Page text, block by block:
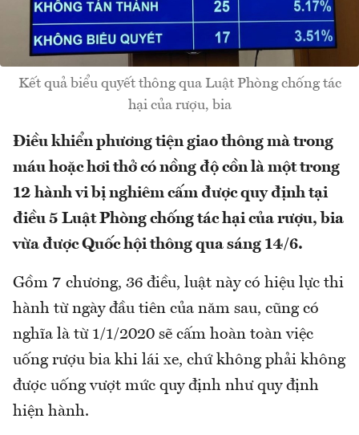
Kết quả biểu quyết thông qua Luật Phòng chống tác
hại của rượu, bia
Điều khiển phương tiện giao thông mà trong
máu hoặc hơi thở có nồng độ cồn là một trong
12 hành vi bị nghiêm cấm được quy định tại
điều 5 Luật Phòng chống tác hại của rượu, bia
vừa được Quốc hội thông qua sáng 14/6.
Gồm 7 chương, 36 điều, luật này có hiệu lực thi
hành từ ngày đầu tiên của năm sau, cũng có
nghĩa là từ 1/1/2020 sẽ cấm hoàn toàn việc
uống rượu bia khi lái xe, chứ không phải không
được uống vượt mức quy định như quy định
hiện hành.